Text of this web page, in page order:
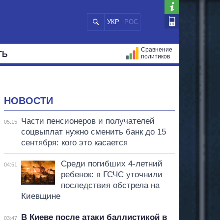
УКР РОС
Сравнение
политиков
НОВОСТИ
05:15
Части пенсионеров и получателей
соцвыплат нужно сменить банк до 15
сентября: кого это касается
04:51
Среди погибших 4-летний
ребенок: в ГСЧС уточнили
последствия обстрела на
Киевщине
03:47
В Киеве после атаки баллистикой в